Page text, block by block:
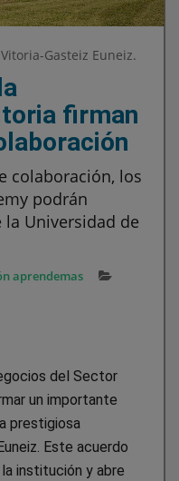
Gasteiz Euneiz.
firman
colaboración, los
podrán
Universidad de
aprendemas
del Sector
un importante
prestigiosa
Este acuerdo
institución y abre